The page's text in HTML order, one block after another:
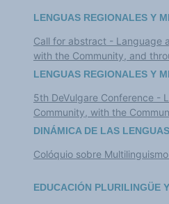
Idiomas y poderes
Terminología
INFORMES TEMÁTICOS
Educación e investigación
Cultura e industrias culturales
Diccionario de anglicismos (en
NOTICIAS/EVENTOS
Eventos
Extractos
Anglicismos-anglización
LENGUAS REGIONALES Y
Call for abstract - Language
with the Community, and
LENGUAS REGIONALES Y
5th DeVulgare Conference -
Community, with the
DINÁMICA DE LAS
Colóquio sobre
EDUCACIÓN PLURILINGÜE